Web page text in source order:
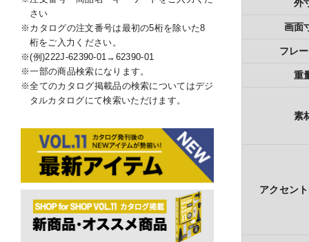
外
画面
フレ
重
素
アクセン
さい
カタログの注文番号は最初の5桁を除いた8
桁をご入力ください。
(例)222J-62390-01→62390-01
一部の商品検索になります。
全てのカタログ掲載品の検索についてはデジ
タルカタログにて検索いただけます。